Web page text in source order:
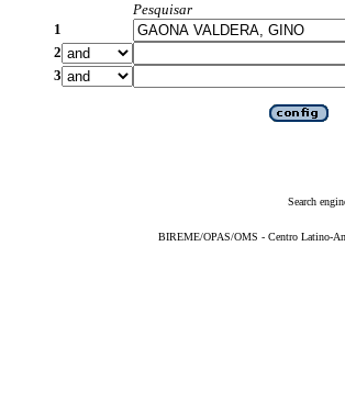
Pesquisar
1
2
3
Search
BIREME/OPAS/OMS - Centro Latino-